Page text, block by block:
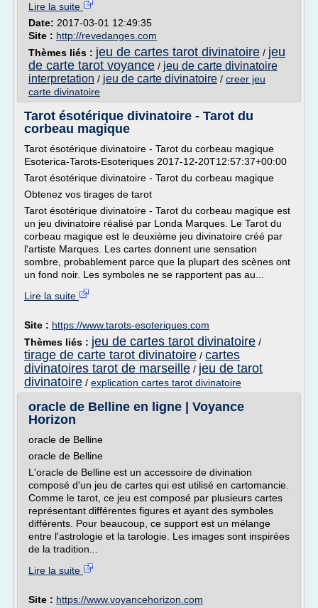
Lire la suite
Date: 2017-03-01 12:49:35
Site : http://revedanges.com
Thèmes liés : jeu de cartes tarot divinatoire / jeu
de carte tarot voyance / jeu de carte divinatoire
interpretation / jeu de carte divinatoire / creer jeu
carte divinatoire
Tarot ésotérique divinatoire - Tarot du
corbeau magique
Tarot ésotérique divinatoire - Tarot du corbeau magique
Esoterica-Tarots-Esoteriques 2017-12-20T12:57:37+00:00
Tarot ésotérique divinatoire - Tarot du corbeau magique
Obtenez vos tirages de tarot
Tarot ésotérique divinatoire - Tarot du corbeau magique est
un jeu divinatoire réalisé par Londa Marques. Le Tarot du
corbeau magique est le deuxième jeu divinatoire créé par
l'artiste Marques. Les cartes donnent une sensation
sombre, probablement parce que la plupart des scènes ont
un fond noir. Les symboles ne se rapportent pas au...
Lire la suite
Site : https://www.tarots-esoteriques.com
Thèmes liés : jeu de cartes tarot divinatoire /
tirage de carte tarot divinatoire / cartes
divinatoires tarot de marseille / jeu de tarot
divinatoire / explication cartes tarot divinatoire
oracle de Belline en ligne | Voyance
Horizon
oracle de Belline
oracle de Belline
L'oracle de Belline est un accessoire de divination
composé d'un jeu de cartes qui est utilisé en cartomancie.
Comme le tarot, ce jeu est composé par plusieurs cartes
représentant différentes figures et ayant des symboles
différents. Pour beaucoup, ce support est un mélange
entre l'astrologie et la tarologie. Les images sont inspirées
de la tradition...
Lire la suite
Site : https://www.voyancehorizon.com